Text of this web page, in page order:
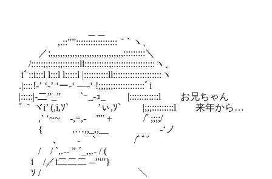
,.::””:::::::::::::::::｀` ヽ、
／;,,,,,,,,,,,,,,,,,,,,,,,,,,,,,,:::::::::＼
/:::::;;::::;;:::::::ll::::::::::;::::::::::::::::::ヽ、
iﾞ::i:::l l:::l l:::::l |::::::::::ll::::::::::::::::::::ヽ
.|::::!‐’ ‘‐’ ‘ー-‘ —-‘ !;;;;;;:::::::::::::ﾞi
|:::::|‐二”_” `ｰ_-ｭ_ |::::::::::::l お兄ちゃん
ﾞ｀ヾi’ (,i,ｿ` ’ぃ,ｿ` |;;;:::::::::l 来年から…
,’ ‘~~ -,=,- ””＋ /ﾞ;;;;/
{ ,…,,_,,__ -‘ノ
ゝ､ - ` /ﾞﾞ´
/ / `,.‐- ” ´_,,.- / (
i /／i二二二 -‐”'”}
ｿ / ＼